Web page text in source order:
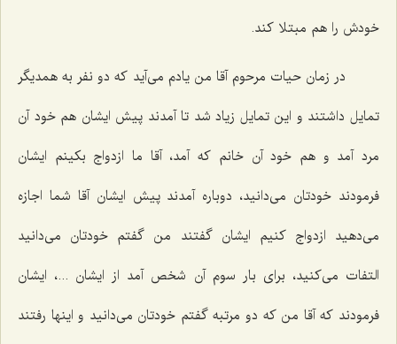
خودش را هم مبتلا کند.
در زمان حیات مرحوم آقا من یادم می‌آید که دو نفر به همدیگر
تمایل داشتند و این تمایل زیاد شد تا آمدند پیش ایشان هم خود آن
مرد آمد و هم خود آن خانم که آمد، آقا ما ازدواج بکینم ایشان
فرمودند خودتان می‌دانید، دوباره آمدند پیش ایشان آقا شما اجازه
می‌دهید ازدواج کنیم ایشان گفتند من گفتم خودتان می‌دانید
التفات می‌کنید، برای بار سوم آن شخص آمد از ایشان ...، ایشان
فرمودند که آقا من که دو مرتبه گفتم خودتان می‌دانید و اینها رفتند